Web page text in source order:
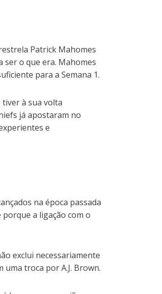
Patrick Mahomes
ser o que era. Mahomes
para a Semana 1.
à sua volta
já apostaram no
e
na época passada
a ligação com o
exclui necessariamente
troca por A.J. Brown.